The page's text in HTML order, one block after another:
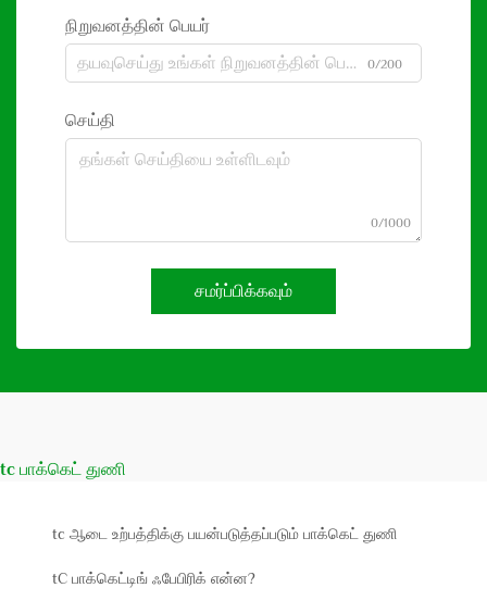
நிறுவனத்தின் பெயர்
0/200
செய்தி
0/1000
சமர்ப்பிக்கவும்
tc பாக்கெட் துணி
tc ஆடை உற்பத்திக்கு பயன்படுத்தப்படும் பாக்கெட் துணி
tC பாக்கெட்டிங் ஃபேபிரிக் என்ன?